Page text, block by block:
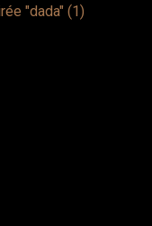
"dada" (1)